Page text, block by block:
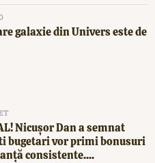
galaxie din Univers este de
Nicușor Dan a semnat
bugetari vor primi bonusuri
consistente....